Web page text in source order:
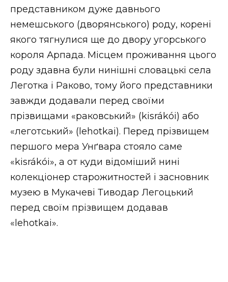
представником дуже давнього
немешського (дворянського) роду, корені
якого тягнулися ще до двору угорського
короля Арпада. Місцем проживання цього
роду здавна були нинішні словацькі села
Леготка і Раково, тому його представники
завжди додавали перед своїми
прізвищами «раковський» (kisrákói) або
«леготський» (lehotkai). Перед прізвищем
першого мера Унґвара стояло саме
«kisrákói», а от куди відоміший нині
колекціонер старожитностей і засновник
музею в Мукачеві Тиводар Легоцький
перед своїм прізвищем додавав
«lehotkai».